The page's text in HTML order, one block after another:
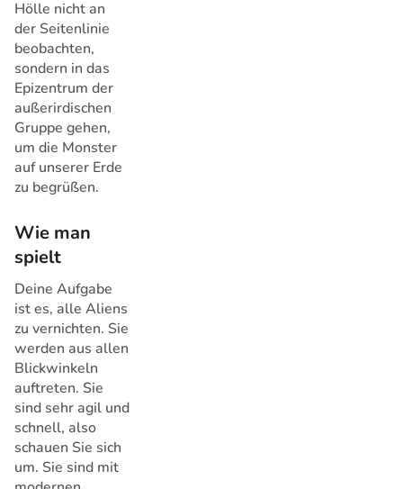
Hölle nicht an
der Seitenlinie
beobachten,
sondern in das
Epizentrum der
außerirdischen
Gruppe gehen,
um die Monster
auf unserer Erde
zu begrüßen.
Wie man
spielt
Deine Aufgabe
ist es, alle Aliens
zu vernichten. Sie
werden aus allen
Blickwinkeln
auftreten. Sie
sind sehr agil und
schnell, also
schauen Sie sich
um. Sie sind mit